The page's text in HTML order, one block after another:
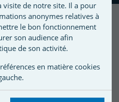
visite de notre site. Il a pour
anonymes relatives à
le bon fonctionnement
son audience afin
de son activité.
en matière cookies